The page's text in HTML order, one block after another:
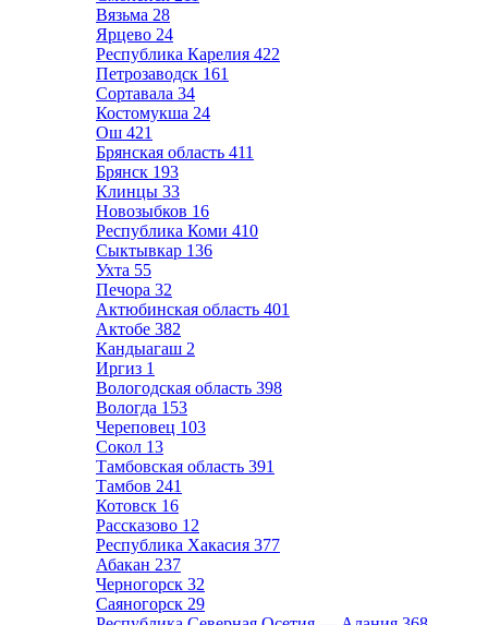
Вязьма 28
Ярцево 24
Республика Карелия 422
Петрозаводск 161
Сортавала 34
Костомукша 24
Ош 421
Брянская область 411
Брянск 193
Клинцы 33
Новозыбков 16
Республика Коми 410
Сыктывкар 136
Ухта 55
Печора 32
Актюбинская область 401
Актобе 382
Кандыагаш 2
Иргиз 1
Вологодская область 398
Вологда 153
Череповец 103
Сокол 13
Тамбовская область 391
Тамбов 241
Котовск 16
Рассказово 12
Республика Хакасия 377
Абакан 237
Черногорск 32
Саяногорск 29